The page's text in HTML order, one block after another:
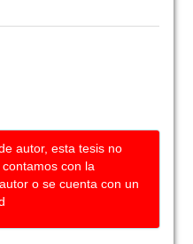
autor, esta tesis no
con la
o se cuenta con un